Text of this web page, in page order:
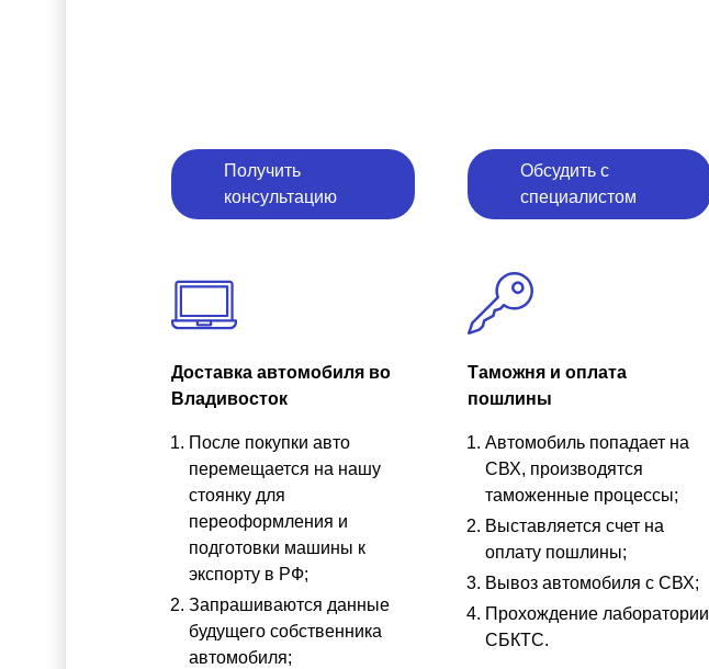
Получить
консультацию
Обсудить с
специалистом
Доставка автомобиля во
Владивосток
После покупки авто
перемещается на нашу
стоянку для
переоформления и
подготовки машины к
экспорту в РФ;
Запрашиваются данные
будущего собственника
автомобиля;
Таможня и оплата
пошлины
Автомобиль попадает на
СВХ, производятся
таможенные процессы;
Выставляется счет на
оплату пошлины;
Вывоз автомобиля с СВХ;
Прохождение лаборатории
СБКТС.